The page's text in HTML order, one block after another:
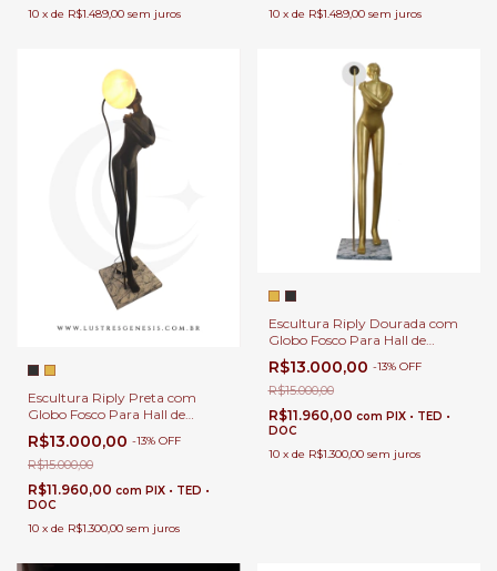
10 x de R$1.489,00 sem juros
10 x de R$1.489,00 sem juros
Escultura Riply Preta com
Globo Fosco Para Hall de
Entrada, Sala de Estar e Jardim
de Inverno
R$13.000,00 -13% OFF
R$15.000,00
R$11.960,00 com PIX • TED •
DOC
10 x de R$1.300,00 sem juros
Escultura Riply Dourada com
Globo Fosco Para Hall de
Entrada, Sala de Estar e Jardim
de Inverno
R$13.000,00 -13% OFF
R$15.000,00
R$11.960,00 com PIX • TED •
DOC
10 x de R$1.300,00 sem juros